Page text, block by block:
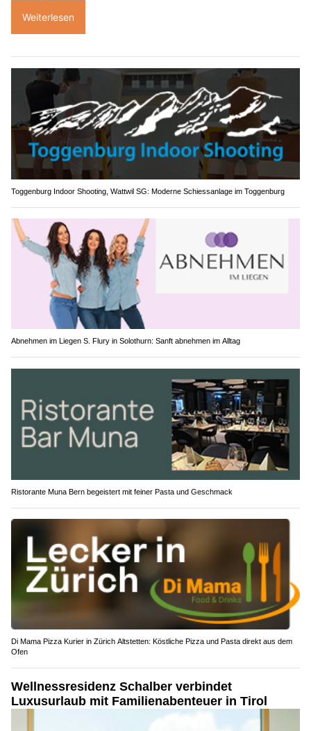
Weiterlesen
Toggenburg Indoor Shooting, Wattwil SG: Moderne Schiessanlage im Toggenburg
Abnehmen im Liegen S. Flury in Solothurn: Sanft abnehmen im Alltag
Ristorante Muna Bern begeistert mit feiner Pasta und Geschmack
Di Mama Pizza Kurier in Zürich Altstetten: Köstliche Pizza und Pasta direkt aus dem
Ofen
Wellnessresidenz Schalber verbindet
Luxusurlaub mit Familienabenteuer in Tirol